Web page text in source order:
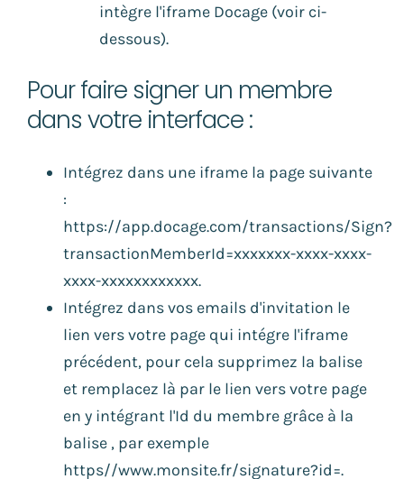
intègre l'iframe Docage (voir ci-
dessous).
Pour faire signer un membre
dans votre interface :
Intégrez dans une iframe la page suivante
:
https://app.docage.com/transactions/Sign?
transactionMemberId=xxxxxxx-xxxx-xxxx-
xxxx-xxxxxxxxxxxx.
Intégrez dans vos emails d'invitation le
lien vers votre page qui intégre l'iframe
précédent, pour cela supprimez la balise
et remplacez là par le lien vers votre page
en y intégrant l'Id du membre grâce à la
balise , par exemple
https//www.monsite.fr/signature?id=.